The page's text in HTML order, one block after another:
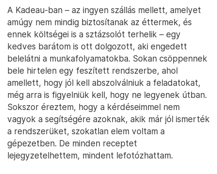
A Kadeau-ban – az ingyen szállás mellett, amelyet
amúgy nem mindig biztosítanak az éttermek, és
ennek költségei is a sztázsolót terhelik – egy
kedves barátom is ott dolgozott, aki engedett
belelátni a munkafolyamatokba. Sokan csöppennek
bele hirtelen egy feszített rendszerbe, ahol
amellett, hogy jól kell abszolválniuk a feladatokat,
még arra is figyelniük kell, hogy ne legyenek útban.
Sokszor éreztem, hogy a kérdéseimmel nem
vagyok a segítségére azoknak, akik már jól ismerték
a rendszerüket, szokatlan elem voltam a
gépezetben. De minden receptet
lejegyzetelhettem, mindent lefotózhattam.